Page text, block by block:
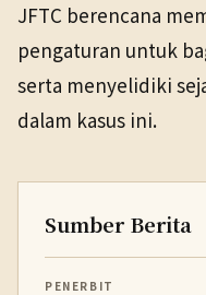
JFTC berencana
pengaturan untuk
serta menyelidiki
dalam kasus ini.
Sumber Berita
PENERBIT